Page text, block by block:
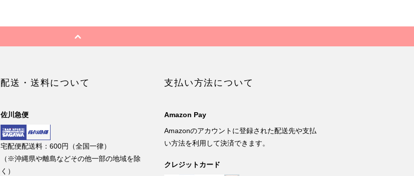
配送・送料について
佐川急便
宅配便配送料：600円（全国一律）
（※沖縄県や離島などその他一部の地域を除
く）
支払い方法について
Amazon Pay
Amazonのアカウントに登録された配送先や支払
い方法を利用して決済できます。
クレジットカード